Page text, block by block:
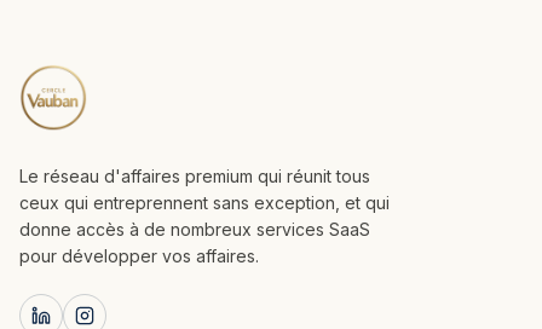
Le réseau d'affaires premium qui réunit tous
ceux qui entreprennent sans exception, et qui
donne accès à de nombreux services SaaS
pour développer vos affaires.